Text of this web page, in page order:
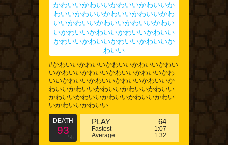
かわいいかわいいかわいいかわいいか
わいいかわいいかわいいかわいいかわ
いいかわいいかわいいかわいいかわい
いかわいいかわいいかわいいかわいい
かわいいかわいいかわいいかわいいか
わいい
#かわいいかわいいかわいいかわいいかわい
いかわいいかわいいかわいいかわいいかわ
いいかわいいかわいいかわいいかわいいか
わいいかわいいかわいいかわいいかわいい
かわいいかわいいかわいいかわいいかわい
いかわいいかわいい
DEATH
93
%
PLAY 64
Fastest
1:07
Average
1:32